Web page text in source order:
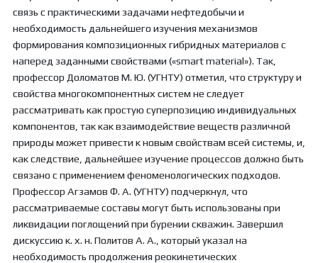
связь с практическими задачами нефтедобычи и
необходимость дальнейшего изучения механизмов
формирования композиционных гибридных материалов с
наперед заданными свойствами («smart material»). Так,
профессор Доломатов М. Ю. (УГНТУ) отметил, что структуру и
свойства многокомпонентных систем не следует
рассматривать как простую суперпозицию индивидуальных
компонентов, так как взаимодействие веществ различной
природы может привести к новым свойствам всей системы, и,
как следствие, дальнейшее изучение процессов должно быть
связано с применением феноменологических подходов.
Профессор Агзамов Ф. А. (УГНТУ) подчеркнул, что
рассматриваемые составы могут быть использованы при
ликвидации поглощений при бурении скважин. Завершил
дискуссию к. х. н. Политов А. А., который указал на
необходимость продолжения реокинетических